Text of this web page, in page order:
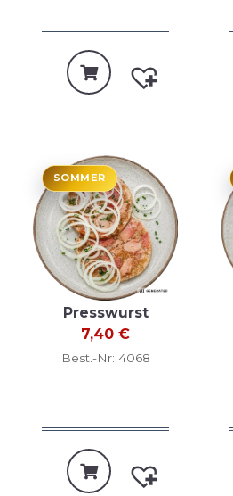
SOMMER
Presswurst
7,40 €
Best.-Nr: 4068